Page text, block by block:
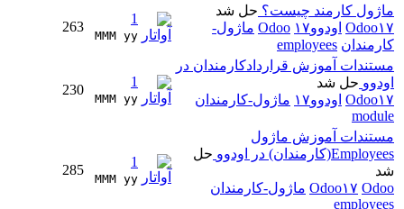
ماژول کارمند چیست؟ حل شد
Odoo۱۷ اودوو۱۷ Odoo ماژول-
کارمندان employees
1
MMM yy
263
مستندات آموزش قراردادکارمندان در
اودوو حل شد
Odoo۱۷ اودوو۱۷
ماژول-کارمندان
module
1
MMM yy
230
مستندات آموزش ماژول
Employees(کارمندان) در اودوو
حل
شد
Odoo۱۷ Odoo
ماژول-کارمندان
employees
1
MMM yy
285